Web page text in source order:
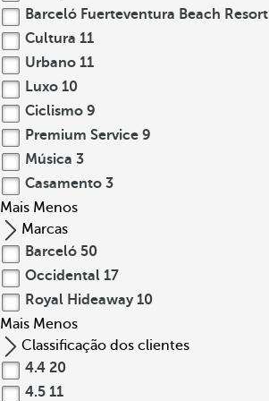
Barceló Fuerteventura Beach Resort
Cultura 11
Urbano 11
Luxo 10
Ciclismo 9
Premium Service 9
Música 3
Casamento 3
Mais Menos
Marcas
Barceló 50
Occidental 17
Royal Hideaway 10
Mais Menos
Classificação dos clientes
4.4 20
4.5 11